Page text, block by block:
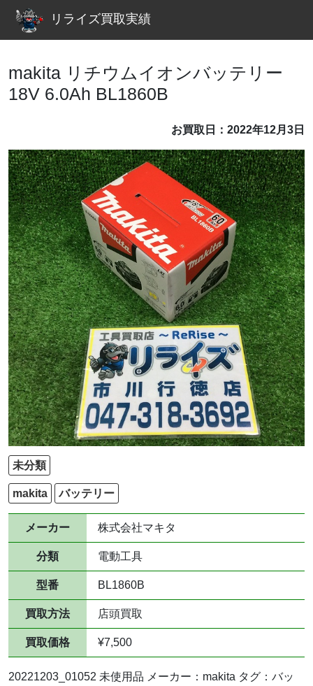
リライズ買取実績
makita リチウムイオンバッテリー
18V 6.0Ah BL1860B
お買取日：2022年12月3日
未分類
makita バッテリー
メーカー 株式会社マキタ
分類 電動工具
型番 BL1860B
買取方法 店頭買取
買取価格 ¥7,500
20221203_01052 未使用品 メーカー：makita タグ：バッ